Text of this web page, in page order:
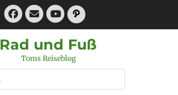
Facebook
E-
MailYouTube
Pfad
Rad und Fuß
Toms Reiseblog